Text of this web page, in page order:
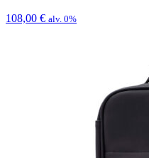
108,00 € alv. 0%